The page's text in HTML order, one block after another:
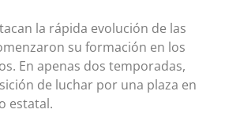
la rápida evolución de las
su formación en los
En apenas dos temporadas,
de luchar por una plaza en
estatal.